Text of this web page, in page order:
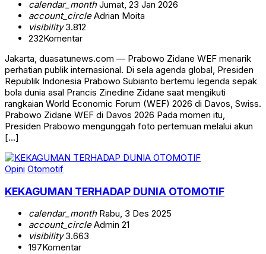
calendar_monthJumat, 23 Jan 2026
account_circleAdrian Moita
visibility3.812
232Komentar
Jakarta, duasatunews.com — Prabowo Zidane WEF menarik
perhatian publik internasional. Di sela agenda global, Presiden
Republik Indonesia Prabowo Subianto bertemu legenda sepak
bola dunia asal Prancis Zinedine Zidane saat mengikuti
rangkaian World Economic Forum (WEF) 2026 di Davos, Swiss.
Prabowo Zidane WEF di Davos 2026 Pada momen itu,
Presiden Prabowo mengunggah foto pertemuan melalui akun
[…]
Opini Otomotif
KEKAGUMAN TERHADAP DUNIA OTOMOTIF
calendar_monthRabu, 3 Des 2025
account_circleAdmin 21
visibility3.663
197Komentar